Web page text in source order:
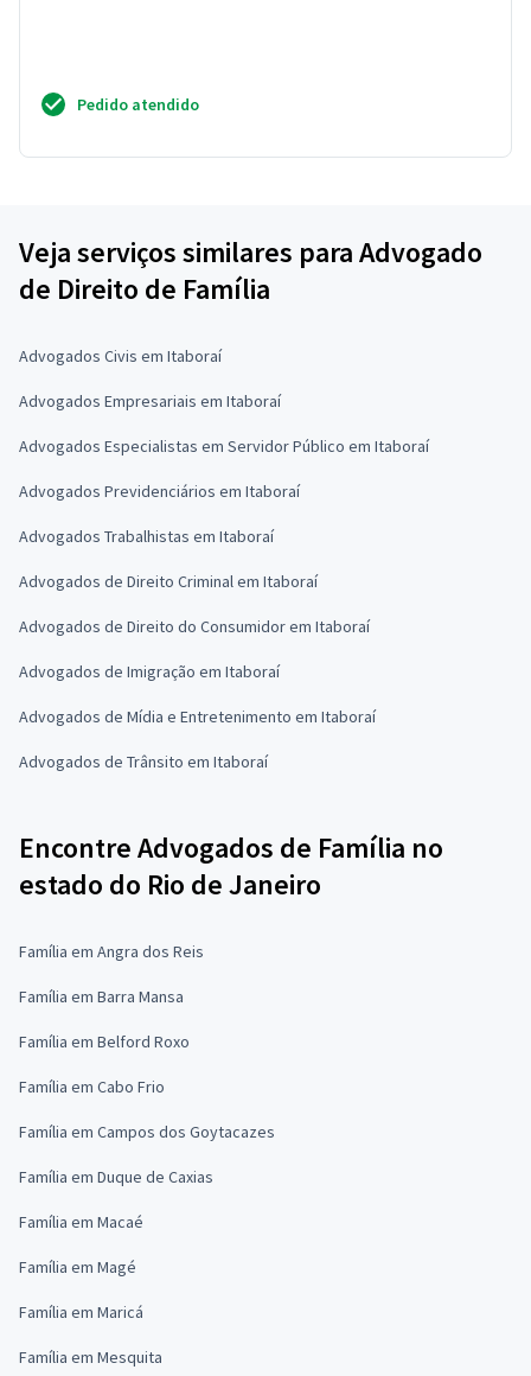
Pedido atendido
Veja serviços similares para Advogado
de Direito de Família
Advogados Civis em Itaboraí
Advogados Empresariais em Itaboraí
Advogados Especialistas em Servidor Público em Itaboraí
Advogados Previdenciários em Itaboraí
Advogados Trabalhistas em Itaboraí
Advogados de Direito Criminal em Itaboraí
Advogados de Direito do Consumidor em Itaboraí
Advogados de Imigração em Itaboraí
Advogados de Mídia e Entretenimento em Itaboraí
Advogados de Trânsito em Itaboraí
Encontre Advogados de Família no
estado do Rio de Janeiro
Família em Angra dos Reis
Família em Barra Mansa
Família em Belford Roxo
Família em Cabo Frio
Família em Campos dos Goytacazes
Família em Duque de Caxias
Família em Macaé
Família em Magé
Família em Maricá
Família em Mesquita